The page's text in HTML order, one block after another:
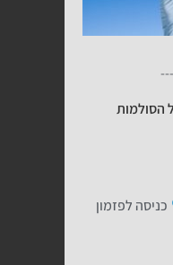
---
הסולמות
כניסה לפזמון